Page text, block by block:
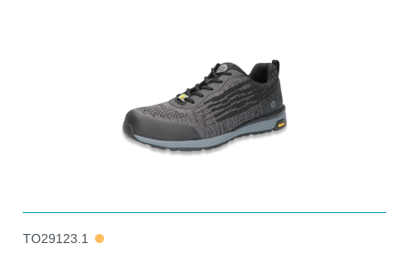
TO29123.1